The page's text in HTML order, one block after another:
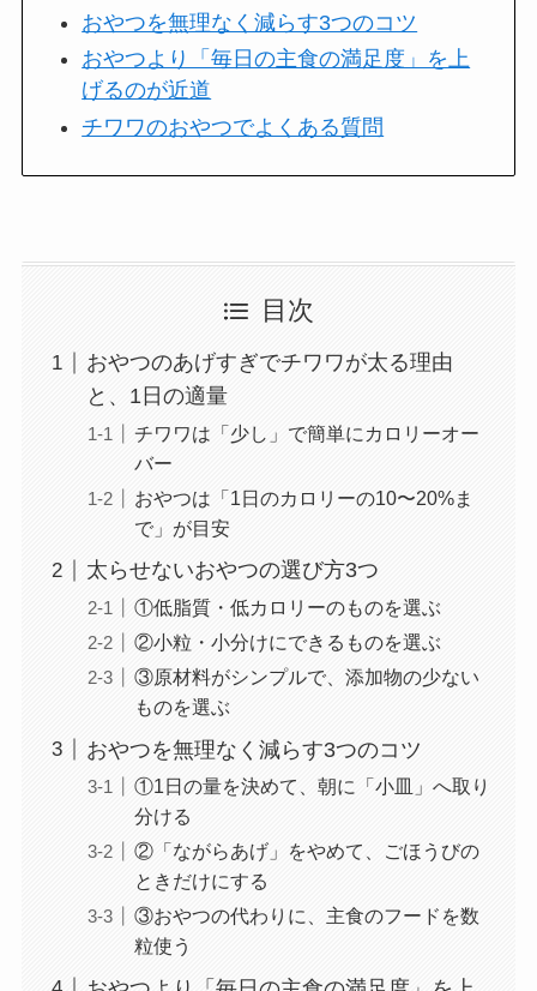
おやつを無理なく減らす3つのコツ
おやつより「毎日の主食の満足度」を上
げるのが近道
チワワのおやつでよくある質問
目次
おやつのあげすぎでチワワが太る理由
と、1日の適量
チワワは「少し」で簡単にカロリーオー
バー
おやつは「1日のカロリーの10〜20%ま
で」が目安
太らせないおやつの選び方3つ
①低脂質・低カロリーのものを選ぶ
②小粒・小分けにできるものを選ぶ
③原材料がシンプルで、添加物の少ない
ものを選ぶ
おやつを無理なく減らす3つのコツ
①1日の量を決めて、朝に「小皿」へ取り
分ける
②「ながらあげ」をやめて、ごほうびの
ときだけにする
③おやつの代わりに、主食のフードを数
粒使う